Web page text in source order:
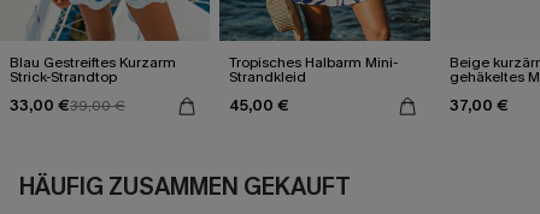
Blau Gestreiftes Kurzarm
Strick-Strandtop
33,00 €39,00 €
Tropisches Halbarm Mini-
Strandkleid
45,00 €
Beige
gehäkeltes
37,00 €
HÄUFIG ZUSAMMEN GEKAUFT